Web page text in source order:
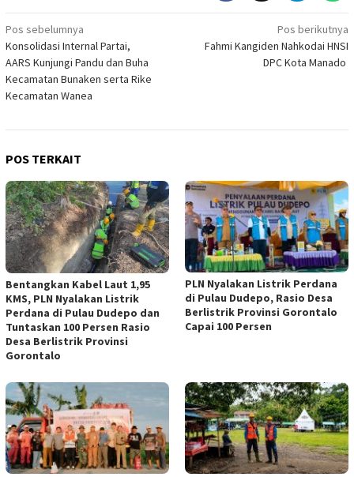
Navigasi
pos
Pos sebelumnya
Konsolidasi Internal Partai,
AARS Kunjungi Pandu dan Buha
Kecamatan Bunaken serta Rike
Kecamatan Wanea
Pos berikutnya
Fahmi Kangiden Nahkodai HNSI
DPC Kota Manado
POS TERKAIT
Bentangkan Kabel Laut 1,95
KMS, PLN Nyalakan Listrik
Perdana di Pulau Dudepo dan
Tuntaskan 100 Persen Rasio
Desa Berlistrik Provinsi
Gorontalo
PLN Nyalakan Listrik Perdana
di Pulau Dudepo, Rasio Desa
Berlistrik Provinsi Gorontalo
Capai 100 Persen